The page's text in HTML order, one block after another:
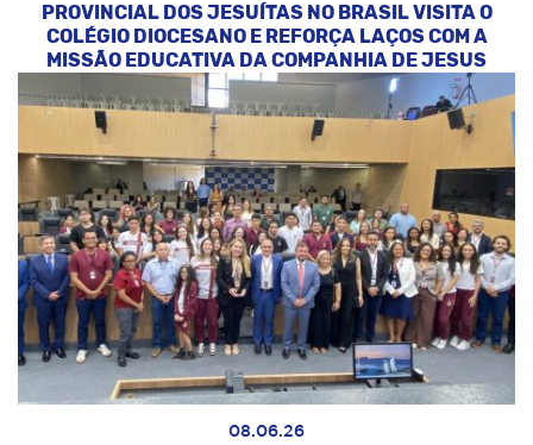
PROVINCIAL DOS JESUÍTAS NO BRASIL VISITA O
COLÉGIO DIOCESANO E REFORÇA LAÇOS COM A
MISSÃO EDUCATIVA DA COMPANHIA DE JESUS
08.06.26